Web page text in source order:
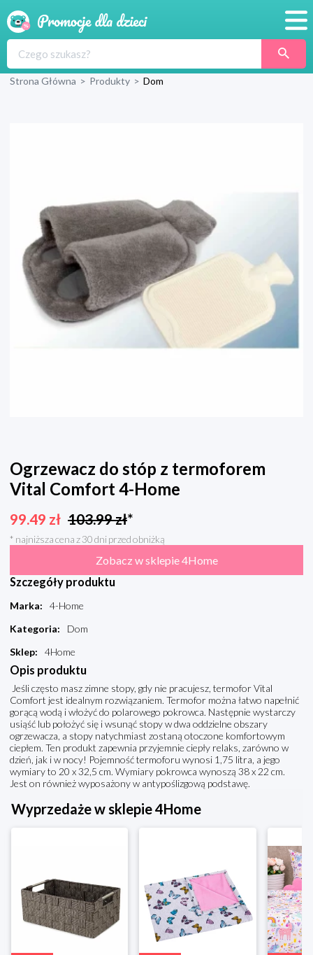
Produkty
Strona Główna > Produkty > Dom
Ogrzewacz do stóp z termoforem
Vital Comfort 4-Home
99.49 zł 103.99zł*
* najniższa cena z 30 dni przed obniżką
Zobacz w sklepie 4Home
Szczegóły produktu
Marka:
4-Home
Kategoria:
Dom
Sklep: 4Home
Opis produktu
Jeśli często masz zimne stopy, gdy nie pracujesz, termofor Vital
Comfort jest idealnym rozwiązaniem. Termofor można łatwo napełnić
gorącą wodą i włożyć do polarowego pokrowca. Następnie wystarczy
usiąść lub położyć się i wsunąć stopy w dwa oddzielne obszary
ogrzewacza, a stopy natychmiast zostaną otoczone komfortowym
ciepłem. Ten produkt zapewnia przyjemnie ciepły relaks, zarówno w
dzień, jak i w nocy! Pojemność termoforu wynosi 1,75 litra, a jego
wymiary to 20 x 32,5 cm. Wymiary pokrowca wynoszą 38 x 22 cm.
Jest on również wyposażony w antypoślizgową podstawę.
Wyprzedaże w sklepie 4Home